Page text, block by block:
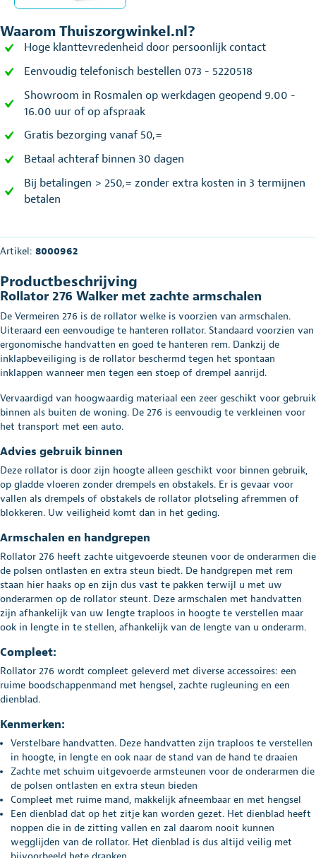
Waarom Thuiszorgwinkel.nl?
Hoge klanttevredenheid door persoonlijk contact
Eenvoudig telefonisch bestellen 073 - 5220518
Showroom in Rosmalen op werkdagen geopend 9.00 -
16.00 uur of op afspraak
Gratis bezorging vanaf 50,=
Betaal achteraf binnen 30 dagen
Bij betalingen > 250,= zonder extra kosten in 3 termijnen
betalen
Artikel: 8000962
Productbeschrijving
Rollator 276 Walker met zachte armschalen
De Vermeiren 276 is de rollator welke is voorzien van armschalen.
Uiteraard een eenvoudige te hanteren rollator. Standaard voorzien van
ergonomische handvatten en goed te hanteren rem. Dankzij de
inklapbeveiliging is de rollator beschermd tegen het spontaan
inklappen wanneer men tegen een stoep of drempel aanrijd.
Vervaardigd van hoogwaardig materiaal een zeer geschikt voor gebruik
binnen als buiten de woning. De 276 is eenvoudig te verkleinen voor
het transport met een auto.
Advies gebruik binnen
Deze rollator is door zijn hoogte alleen geschikt voor binnen gebruik,
op gladde vloeren zonder drempels en obstakels. Er is gevaar voor
vallen als drempels of obstakels de rollator plotseling afremmen of
blokkeren. Uw veiligheid komt dan in het geding.
Armschalen en handgrepen
Rollator 276 heeft zachte uitgevoerde steunen voor de onderarmen die
de polsen ontlasten en extra steun biedt. De handgrepen met rem
staan hier haaks op en zijn dus vast te pakken terwijl u met uw
onderarmen op de rollator steunt. Deze armschalen met handvatten
zijn afhankelijk van uw lengte traploos in hoogte te verstellen maar
ook in lengte in te stellen, afhankelijk van de lengte van u onderarm.
Compleet:
Rollator 276 wordt compleet geleverd met diverse accessoires: een
ruime boodschappenmand met hengsel, zachte rugleuning en een
dienblad.
Kenmerken:
Verstelbare handvatten. Deze handvatten zijn traploos te verstellen
in hoogte, in lengte en ook naar de stand van de hand te draaien
Zachte met schuim uitgevoerde armsteunen voor de onderarmen die
de polsen ontlasten en extra steun bieden
Compleet met ruime mand, makkelijk afneembaar en met hengsel
Een dienblad dat op het zitje kan worden gezet. Het dienblad heeft
noppen die in de zitting vallen en zal daarom nooit kunnen
wegglijden van de rollator. Het dienblad is dus altijd veilig met